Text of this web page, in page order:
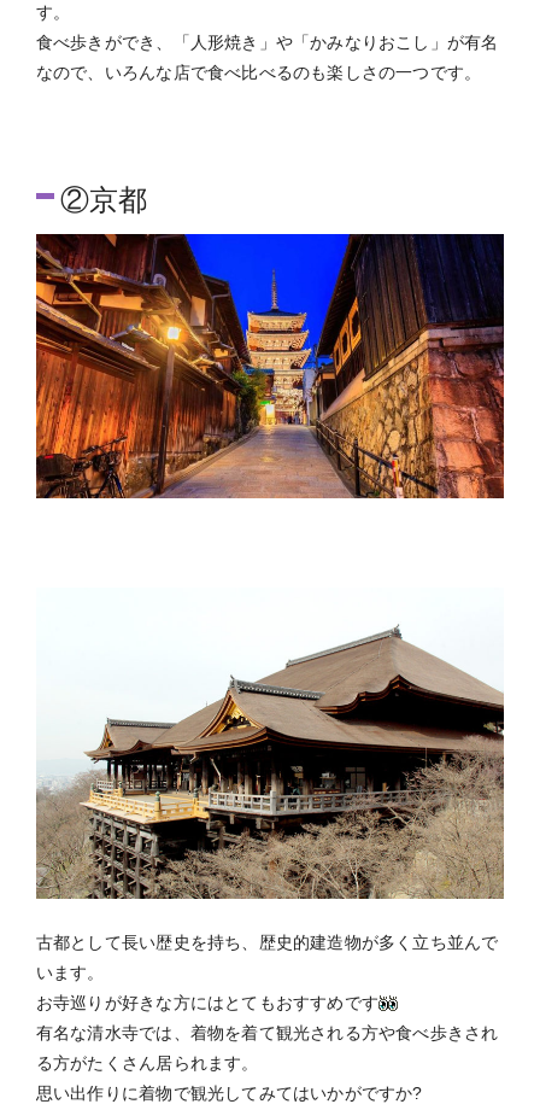
す。
食べ歩きができ、「人形焼き」や「かみなりおこし」が有名
なので、いろんな店で食べ比べるのも楽しさの一つです。
②京都
古都として長い歴史を持ち、歴史的建造物が多く立ち並んで
います。
お寺巡りが好きな方にはとてもおすすめです
有名な清水寺では、着物を着て観光される方や食べ歩きされ
る方がたくさん居られます。
思い出作りに着物で観光してみてはいかがですか?